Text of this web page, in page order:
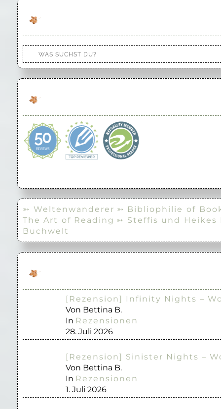
➳ Weltenwanderer ➳ Bibliophilie of
The Art of Reading ➳ Steffis und Heikes
Buchwelt
[Rezension] Infinity Nights –
Von Bettina B.
In Rezensionen
28. Juli 2026
[Rezension] Sinister Nights –
Von Bettina B.
In Rezensionen
1. Juli 2026